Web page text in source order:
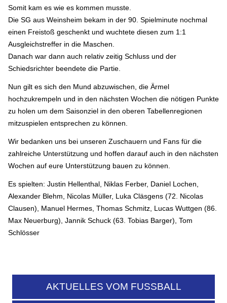
Somit kam es wie es kommen musste.
Die SG aus Weinsheim bekam in der 90. Spielminute nochmal
einen Freistoß geschenkt und wuchtete diesen zum 1:1
Ausgleichstreffer in die Maschen.
Danach war dann auch relativ zeitig Schluss und der
Schiedsrichter beendete die Partie.
Nun gilt es sich den Mund abzuwischen, die Ärmel
hochzukrempeln und in den nächsten Wochen die nötigen Punkte
zu holen um dem Saisonziel in den oberen Tabellenregionen
mitzuspielen entsprechen zu können.
Wir bedanken uns bei unseren Zuschauern und Fans für die
zahlreiche Unterstützung und hoffen darauf auch in den nächsten
Wochen auf eure Unterstützung bauen zu können.
Es spielten: Justin Hellenthal, Niklas Ferber, Daniel Lochen,
Alexander Blehm, Nicolas Müller, Luka Cläsgens (72. Nicolas
Clausen), Manuel Hermes, Thomas Schmitz, Lucas Wuttgen (86.
Max Neuerburg), Jannik Schuck (63. Tobias Barger), Tom
Schlösser
AKTUELLES VOM FUSSBALL